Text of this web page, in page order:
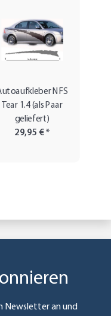
NFS
Tear 1.4 (als Paar
geliefert)
29,95 €*
Newsletter an und